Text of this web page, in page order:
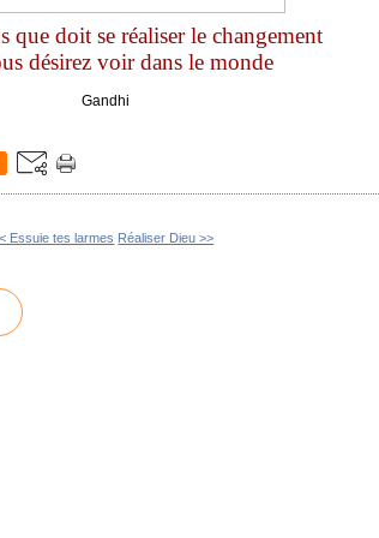
que doit se réaliser le changement
désirez voir dans le monde
Gandhi
Essuie tes larmes Réaliser Dieu >>